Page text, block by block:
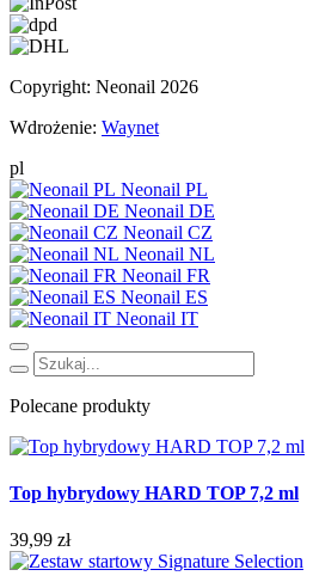
Copyright: Neonail 2026
Wdrożenie: Waynet
pl
Neonail PL
Neonail DE
Neonail CZ
Neonail NL
Neonail FR
Neonail ES
Neonail IT
Polecane produkty
Top hybrydowy HARD TOP 7,2 ml
39,99 zł